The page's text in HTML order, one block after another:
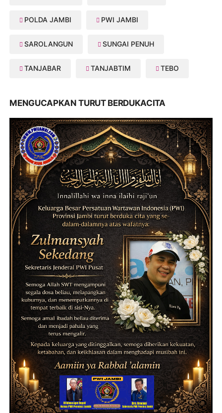
POLDA JAMBI PWI JAMBI
SAROLANGUN SUNGAI PENUH
TANJABAR TANJABTIM TEBO
MENGUCAPKAN TURUT BERDUKACITA